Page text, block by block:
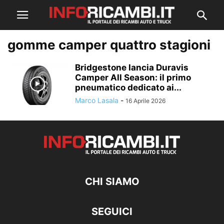
gomme camper quattro stagioni
Bridgestone lancia Duravis
Camper All Season: il primo
pneumatico dedicato ai...
Marco Lasala - 16 Aprile 2026
CHI SIAMO
SEGUICI